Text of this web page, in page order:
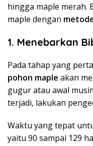
hingga maple merah.
maple dengan
1. Menebarkan
Pada tahap yang
pohon maple akan
gugur atau awal
terjadi, lakukan
Waktu yang tepat
yaitu 90 sampai 129